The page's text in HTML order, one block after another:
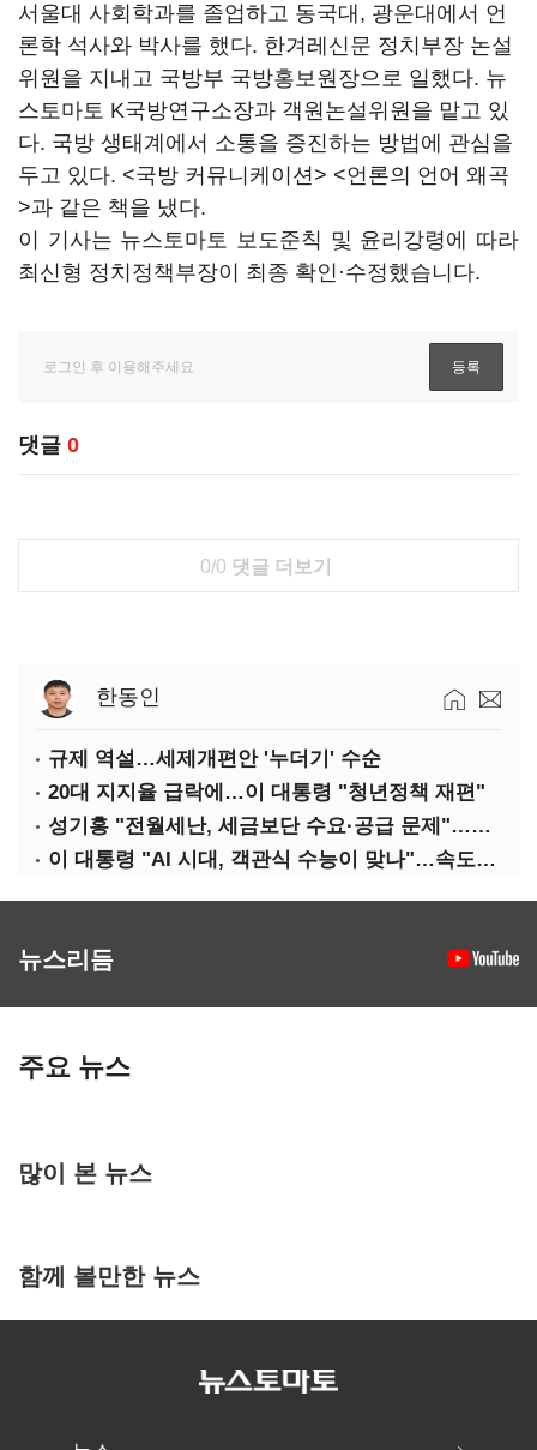
서울대 사회학과를 졸업하고 동국대, 광운대에서 언
론학 석사와 박사를 했다. 한겨레신문 정치부장 논설
위원을 지내고 국방부 국방홍보원장으로 일했다. 뉴
스토마토 K국방연구소장과 객원논설위원을 맡고 있
다. 국방 생태계에서 소통을 증진하는 방법에 관심을
두고 있다. <국방 커뮤니케이션> <언론의 언어 왜곡
>과 같은 책을 냈다.
이 기사는 뉴스토마토 보도준칙 및 윤리강령에 따라
최신형 정치정책부장이 최종 확인·수정했습니다.
댓글 0
0/0 댓글 더보기
한동인
규제 역설…세제개편안 '누더기' 수순
20대 지지율 급락에…이 대통령 "청년정책 재편"
성기홍 "전월세난, 세금보단 수요·공급 문제"…닥공 시사
이 대통령 "AI 시대, 객관식 수능이 맞나"…속도전 '경계'
뉴스리듬
주요 뉴스
많이 본 뉴스
함께 볼만한 뉴스